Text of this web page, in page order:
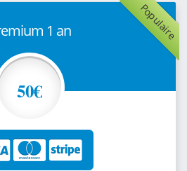
Populaire
1 an
50€